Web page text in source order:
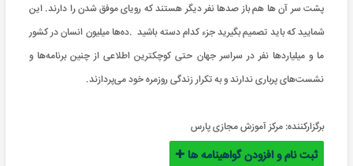
پشت سر آن ها هم باز صدها نفر دیگر هستند که رویای موفق شدن را دارند. این
شمایید که باید تصمیم بگیرید جزء کدام دسته باشید.ده‌ها میلیون‌ انسان در کشور
ما و میلیاردها نفر در سراسر جهان حتی کوچکترین اطلاعی از چنین برنامه‌ها و
نشست‌های پرباری ندارند و به تکرار زندگی روزمره خود می‌پردازند.
برگزارکننده: مرکز آموزش مجازی پارس
ثبت نام و افزودن گواهینامه ها